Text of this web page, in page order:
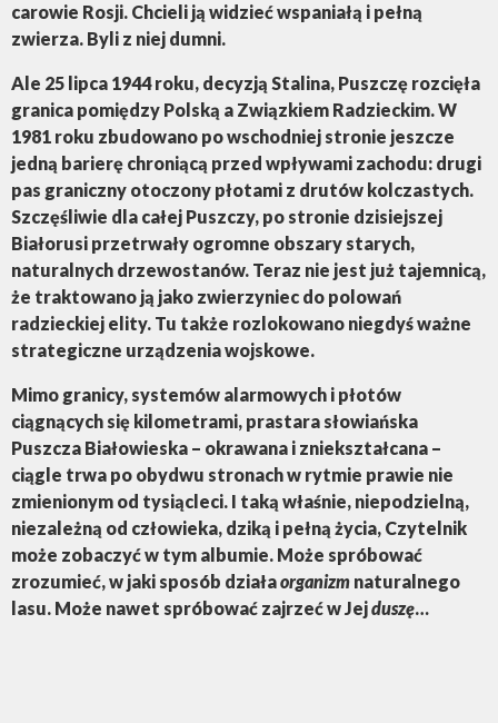
carowie Rosji. Chcieli ją widzieć wspaniałą i pełną
zwierza. Byli z niej dumni.
Ale 25 lipca 1944 roku, decyzją Stalina, Puszczę rozcięła
granica pomiędzy Polską a Związkiem Radzieckim. W
1981 roku zbudowano po wschodniej stronie jeszcze
jedną barierę chroniącą przed wpływami zachodu: drugi
pas graniczny otoczony płotami z drutów kolczastych.
Szczęśliwie dla całej Puszczy, po stronie dzisiejszej
Białorusi przetrwały ogromne obszary starych,
naturalnych drzewostanów. Teraz nie jest już tajemnicą,
że traktowano ją jako zwierzyniec do polowań
radzieckiej elity. Tu także rozlokowano niegdyś ważne
strategiczne urządzenia wojskowe.
Mimo granicy, systemów alarmowych i płotów
ciągnących się kilometrami, prastara słowiańska
Puszcza Białowieska – okrawana i zniekształcana –
ciągle trwa po obydwu stronach w rytmie prawie nie
zmienionym od tysiącleci. I taką właśnie, niepodzielną,
niezależną od człowieka, dziką i pełną życia, Czytelnik
może zobaczyć w tym albumie. Może spróbować
zrozumieć, w jaki sposób działaorganizm naturalnego
lasu. Może nawet spróbować zajrzeć w Jejduszę…